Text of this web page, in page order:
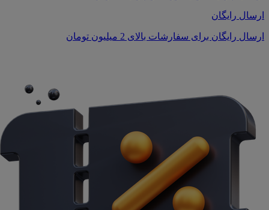
ارسال رایگان
ارسال رایگان برای سفارشات بالای 2 میلیون تومان